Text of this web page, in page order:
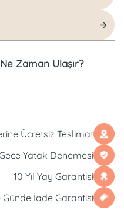
Zaman Ulaşır?
Ücretsiz Teslimat
Yatak Denemesi
10 Yıl Yay Garantisi
Günde İade Garantisi